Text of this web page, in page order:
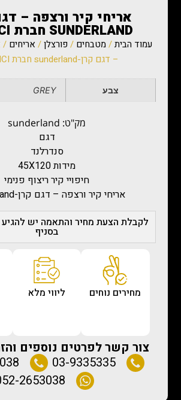
אריחי קיר ורצפה –
SUNDERLAND חברת APARICI
עמוד הבית/ מטבחים / פורצלן/ אריחים /
– דגם קרן-sunderland חברת APARICI
צבע GREY
מק"ט: sunderland
‏דגם
סנדרלנד
מידות 45X120
חיפויי קיר ריצוף פנימי
אריחי קיר ורצפה – דגם קרן-sunderland
לקבלת הצעת מחיר והתאמה יש להגיע
בסניף
מחירים נוחים ליווי מלא
צור קשר לפרטים נוספים
03-9335335
2653038